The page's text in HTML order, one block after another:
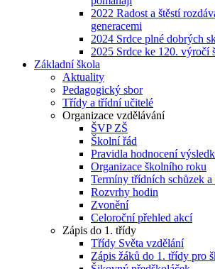
2022 Radost a štěstí
generacemi
2024 Srdce plné dobrých
2025 Srdce ke 120. výročí
Základní škola
Aktuality
Pedagogický sbor
Třídy a třídní učitelé
Organizace vzdělávání
ŠVP ZŠ
Školní řád
Pravidla hodnocení
Organizace školního roku
Termíny třídních schůzek
Rozvrhy hodin
Zvonění
Celoroční přehled akcí
Zápis do 1. třídy
Třídy Světa vzdělání
Zápis žáků do 1. třídy pro